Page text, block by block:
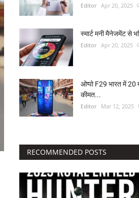
Editor Apr 20, 2025
स्मार्ट मनी मैनेजमेंट से
Editor Apr 20, 2025
ओप्पो F29 भारत में 20
कीमत...
Editor Mar 12, 2025
RECOMMENDED POSTS